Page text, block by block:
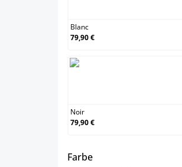
Blanc
79,90 €
Noir
79,90 €
Farbeselect